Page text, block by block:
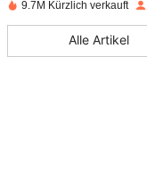
4,78
9.7M Kürzlich verkauft
Alle Artikel